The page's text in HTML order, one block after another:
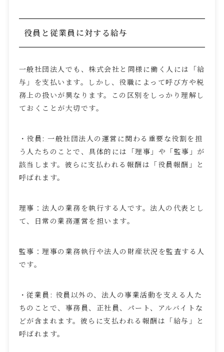
役員と従業員に対する給与
一般社団法人でも、株式会社と同様に働く人には「給
与」を支払います。しかし、役職によって呼び方や税
務上の扱いが異なります。この区別をしっかり理解し
ておくことが大切です。
・役員 :一般社団法人の運営に関わる重要な役割を担
う人たちのことで、具体的には「理事」や「監事」が
該当します。彼らに支払われる報酬は「役員報酬」と
呼ばれます。
理事：法人の業務を執行する人です。法人の代表とし
て、日常の業務運営を担います。
監事：理事の業務執行や法人の財産状況を監査する人
です。
・従業員 : 役員以外の、法人の事業活動を支える人た
ちのことで、事務員、正社員、パート、アルバイトな
どが含まれます。彼らに支払われる報酬は「給与」と
呼ばれます。